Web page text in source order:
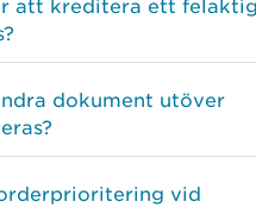
att kreditera ett
dokument utöver
vid